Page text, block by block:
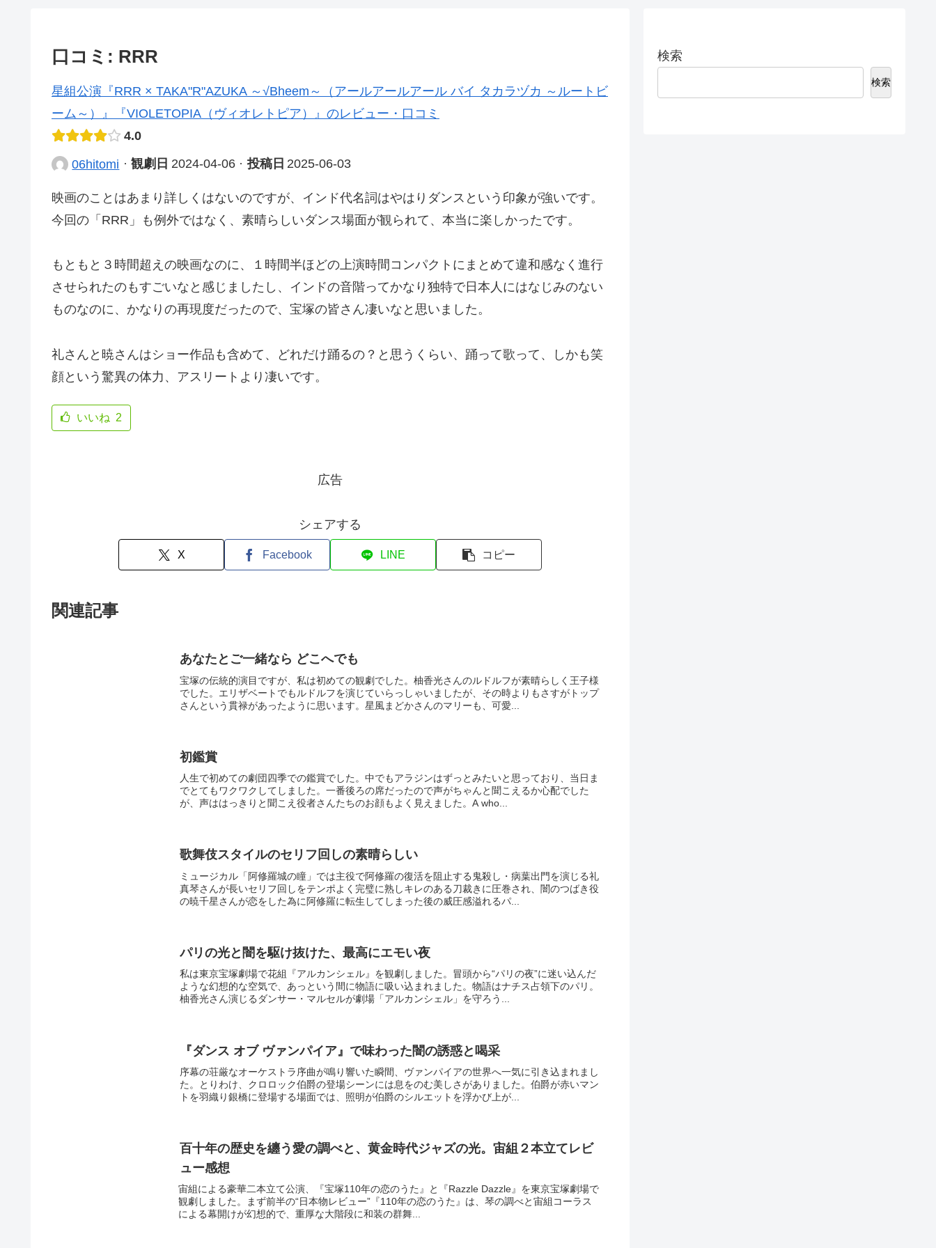
口コミ: RRR
星組公演『RRR × TAKA"R"AZUKA ～√Bheem～（アールアールアール バイ タカラヅカ ～ルートビ
ーム～）』『VIOLETOPIA（ヴィオレトピア）』のレビュー・口コミ
4.0
06hitomi · 観劇日 2024-04-06 · 投稿日 2025-06-03
映画のことはあまり詳しくはないのですが、インド代名詞はやはりダンスという印象が強いです。
今回の「RRR」も例外ではなく、素晴らしいダンス場面が観られて、本当に楽しかったです。
もともと３時間超えの映画なのに、１時間半ほどの上演時間コンパクトにまとめて違和感なく進行
させられたのもすごいなと感じましたし、インドの音階ってかなり独特で日本人にはなじみのない
ものなのに、かなりの再現度だったので、宝塚の皆さん凄いなと思いました。
礼さんと暁さんはショー作品も含めて、どれだけ踊るの？と思うくらい、踊って歌って、しかも笑
顔という驚異の体力、アスリートより凄いです。
いいね 2
広告
シェアする
X Facebook LINE コピー
関連記事
あなたとご一緒なら どこへでも
宝塚の伝統的演目ですが、私は初めての観劇でした。柚香光さんのルドルフが素晴らしく王子様
でした。エリザベートでもルドルフを演じていらっしゃいましたが、その時よりもさすがトップ
さんという貫禄があったように思います。星風まどかさんのマリーも、可愛...
初鑑賞
人生で初めての劇団四季での鑑賞でした。中でもアラジンはずっとみたいと思っており、当日ま
でとてもワクワクしてしました。一番後ろの席だったので声がちゃんと聞こえるか心配でした
が、声ははっきりと聞こえ役者さんたちのお顔もよく見えました。A who...
歌舞伎スタイルのセリフ回しの素晴らしい
ミュージカル「阿修羅城の瞳」では主役で阿修羅の復活を阻止する鬼殺し・病葉出門を演じる礼
真琴さんが長いセリフ回しをテンポよく完璧に熟しキレのある刀裁きに圧巻され、闇のつばき役
の暁千星さんが恋をした為に阿修羅に転生してしまった後の威圧感溢れるパ...
パリの光と闇を駆け抜けた、最高にエモい夜
私は東京宝塚劇場で花組『アルカンシェル』を観劇しました。冒頭から“パリの夜”に迷い込んだ
ような幻想的な空気で、あっという間に物語に吸い込まれました。物語はナチス占領下のパリ。
柚香光さん演じるダンサー・マルセルが劇場「アルカンシェル」を守ろう...
『ダンス オブ ヴァンパイア』で味わった闇の誘惑と喝采
序幕の荘厳なオーケストラ序曲が鳴り響いた瞬間、ヴァンパイアの世界へ一気に引き込まれまし
た。とりわけ、クロロック伯爵の登場シーンには息をのむ美しさがありました。伯爵が赤いマン
トを羽織り銀橋に登場する場面では、照明が伯爵のシルエットを浮かび上が...
百十年の歴史を纏う愛の調べと、黄金時代ジャズの光。宙組２本立てレビ
ュー感想
宙組による豪華二本立て公演、『宝塚110年の恋のうた』と『Razzle Dazzle』を東京宝塚劇場で
観劇しました。まず前半の“日本物レビュー”『110年の恋のうた』は、琴の調べと宙組コーラス
による幕開けが幻想的で、重厚な大階段に和装の群舞...
検索
検索